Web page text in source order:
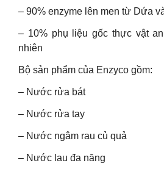
– 90% enzyme lên men từ Dứa
– 10% phụ liệu gốc thực vật
nhiên
Bộ sản phẩm của Enzyco gồm:
– Nước rửa bát
– Nước rửa tay
– Nước ngâm rau củ quả
– Nước lau đa năng